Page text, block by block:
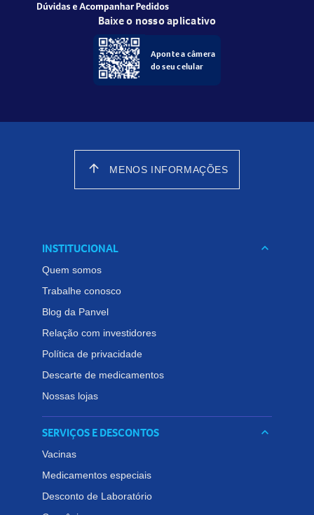
Baixe o nosso aplicativo
Aponte a câmera
do seu celular
arrow_upward MENOS INFORMAÇÕES
INSTITUCIONAL keyboard_arrow_down
Quem somos
Trabalhe conosco
Blog da Panvel
Relação com investidores
Política de privacidade
Descarte de medicamentos
Nossas lojas
SERVIÇOS E DESCONTOS keyboard_arrow_down
Vacinas
Medicamentos especiais
Desconto de Laboratório